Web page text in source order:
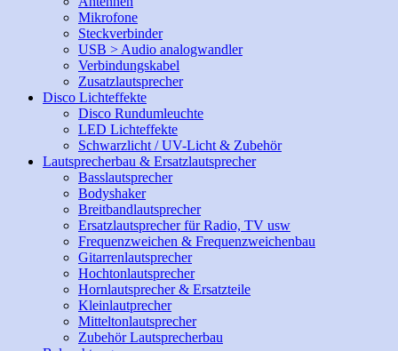
Mikrofone
Steckverbinder
USB > Audio analogwandler
Verbindungskabel
Zusatzlautsprecher
Disco Lichteffekte
Disco Rundumleuchte
LED Lichteffekte
Schwarzlicht / UV-Licht & Zubehör
Lautsprecherbau & Ersatzlautsprecher
Basslautsprecher
Bodyshaker
Breitbandlautsprecher
Ersatzlautsprecher für Radio, TV usw
Frequenzweichen & Frequenzweichenbau
Gitarrenlautsprecher
Hochtonlautsprecher
Hornlautsprecher & Ersatzteile
Kleinlautprecher
Mitteltonlautsprecher
Zubehör Lautsprecherbau